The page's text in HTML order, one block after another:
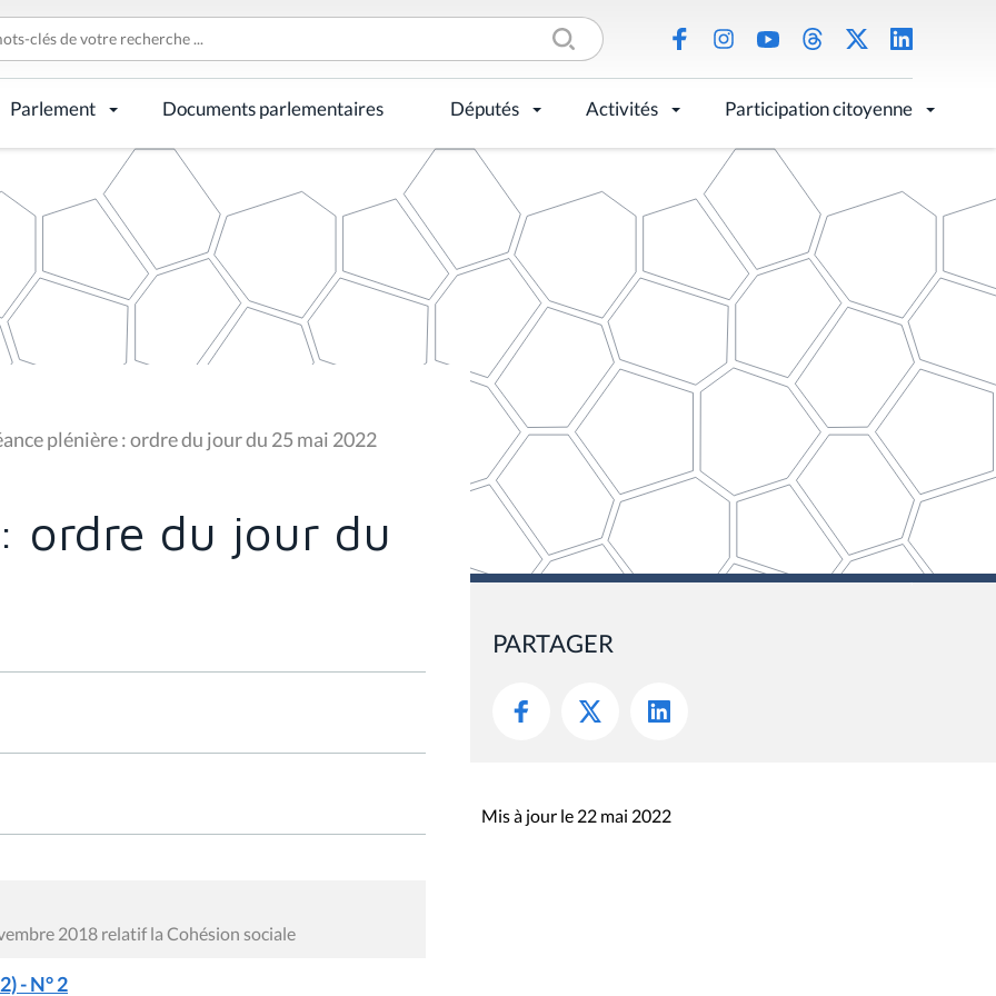
Parlement Documents parlementaires Députés Activités Participation citoyenne
plénière : ordre du jour du 25 mai 2022
ordre du jour du
2018 relatif la Cohésion sociale
- N° 2
PARTAGER
Mis à jour le 22 mai 2022